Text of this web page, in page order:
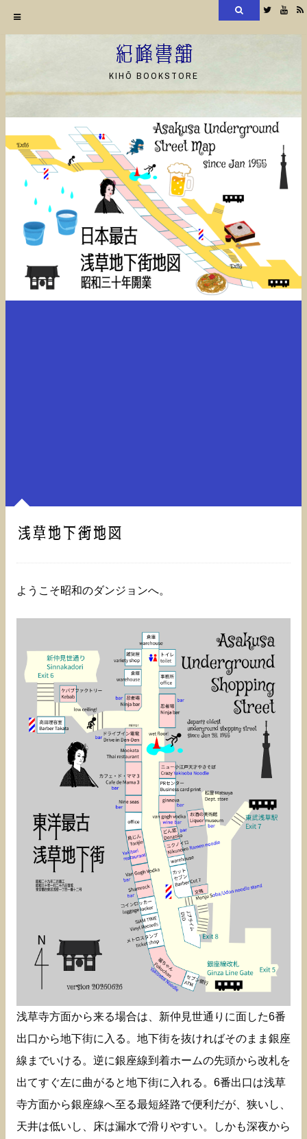
ン
ツ
へ
Twitter
紀峰書舗
KIHŌ BOOKSTORE
浅草地下街地図
ようこそ昭和のダンジョンへ。
浅草寺方面から来る場合は、新仲見世通りに面した6番
出口から地下街に入る。地下街を抜ければそのまま銀座
線までいける。逆に銀座線到着ホームの先頭から改札を
出てすぐ左に曲がると地下街に入れる。6番出口は浅草
寺方面から銀座線へ至る最短経路で便利だが、狭いし、
天井は低いし、床は漏水で滑りやすい。しかも深夜から